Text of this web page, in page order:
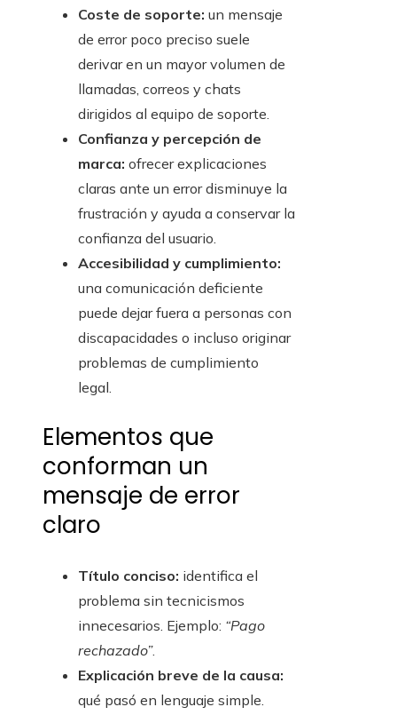
Coste de soporte: un mensaje
de error poco preciso suele
derivar en un mayor volumen de
llamadas, correos y chats
dirigidos al equipo de soporte.
Confianza y percepción de
marca: ofrecer explicaciones
claras ante un error disminuye la
frustración y ayuda a conservar la
confianza del usuario.
Accesibilidad y cumplimiento:
una comunicación deficiente
puede dejar fuera a personas con
discapacidades o incluso originar
problemas de cumplimiento
legal.
Elementos que
conforman un
mensaje de error
claro
Título conciso: identifica el
problema sin tecnicismos
innecesarios. Ejemplo: “Pago
rechazado”.
Explicación breve de la causa:
qué pasó en lenguaje simple.